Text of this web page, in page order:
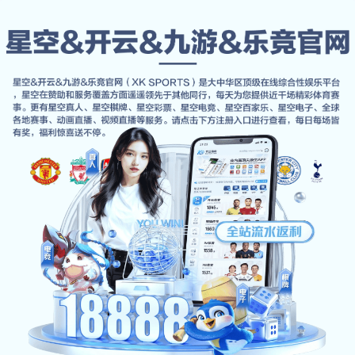
接洽开运·电竞
首页 接洽开运·电竞